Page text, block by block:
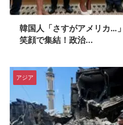
韓国人「さすがアメリカ…
笑顔で集結！政治...
アジア